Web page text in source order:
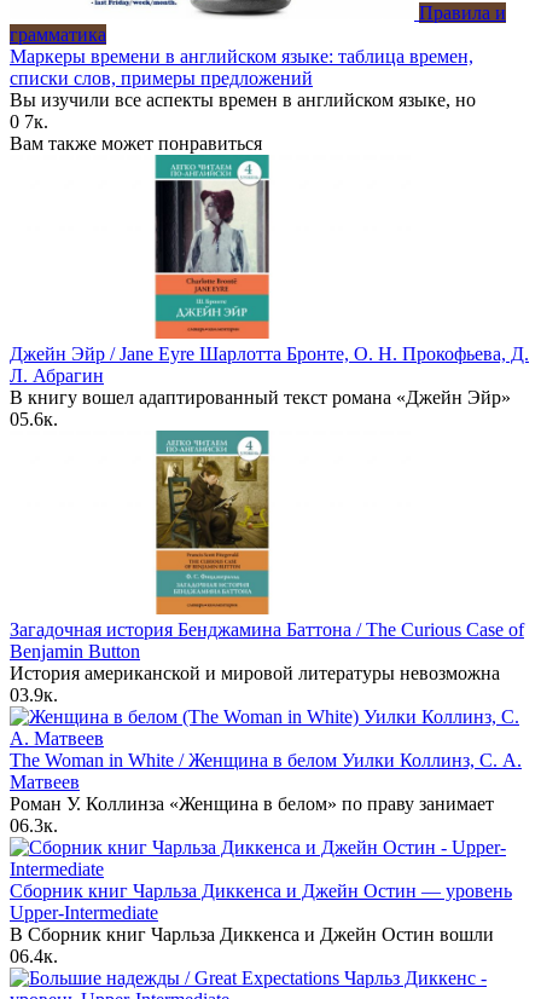
Правила и
грамматика
Маркеры времени в английском языке: таблица времен,
списки слов, примеры предложений
Вы изучили все аспекты времен в английском языке, но
0 7к.
Вам также может понравиться
Джейн Эйр / Jane Eyre Шарлотта Бронте, О. Н. Прокофьева, Д.
Л. Абрагин
В книгу вошел адаптированный текст романа «Джейн Эйр»
05.6к.
Загадочная история Бенджамина Баттона / The Curious Case of
Benjamin Button
История американской и мировой литературы невозможна
03.9к.
The Woman in White / Женщина в белом Уилки Коллинз, С. А.
Матвеев
Роман У. Коллинза «Женщина в белом» по праву занимает
06.3к.
Сборник книг Чарльза Диккенса и Джейн Остин — уровень
Upper-Intermediate
В Сборник книг Чарльза Диккенса и Джейн Остин вошли
06.4к.